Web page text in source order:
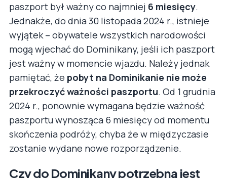
paszport był ważny co najmniej 6 miesięcy.
Jednakże, do dnia 30 listopada 2024 r., istnieje
wyjątek – obywatele wszystkich narodowości
mogą wjechać do Dominikany, jeśli ich paszport
jest ważny w momencie wjazdu. Należy jednak
pamiętać, że pobyt na Dominikanie nie może
przekroczyć ważności paszportu. Od 1 grudnia
2024 r., ponownie wymagana będzie ważność
paszportu wynosząca 6 miesięcy od momentu
skończenia podróży, chyba że w międzyczasie
zostanie wydane nowe rozporządzenie.
Czy do Dominikany potrzebna jest